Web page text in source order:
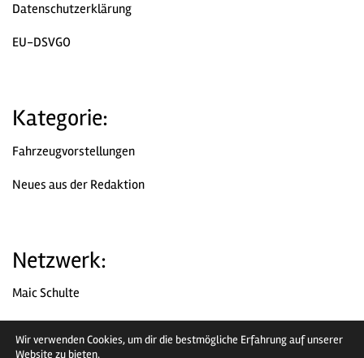
Wir verwenden Cookies, um dir die bestmögliche Erfahrung auf unserer
Website zu bieten.
Datenschutzerklärung
EU-DSVGO
Kategorie:
Fahrzeugvorstellungen
Neues aus der Redaktion
Netzwerk:
Maic Schulte